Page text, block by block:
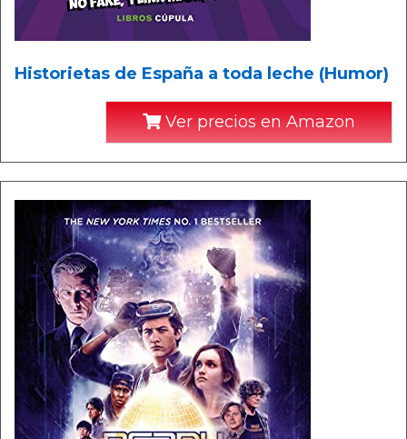
Historietas de España a toda leche (Humor)
Ver precios en Amazon